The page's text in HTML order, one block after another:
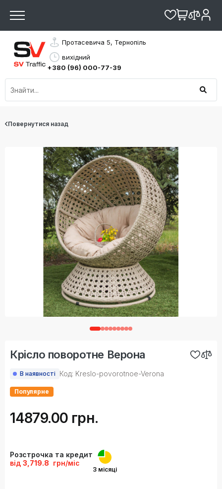
Протасевича 5, Тернопіль
вихідний
+380 (96) 000-77-39
Повернутися назад
Крісло поворотне Верона
В наявності Код: Kreslo-povorotnoe-Verona
Популярне
14879.00 грн.
Розстрочка та кредит
від 3,719.8 грн/міс
3 місяці